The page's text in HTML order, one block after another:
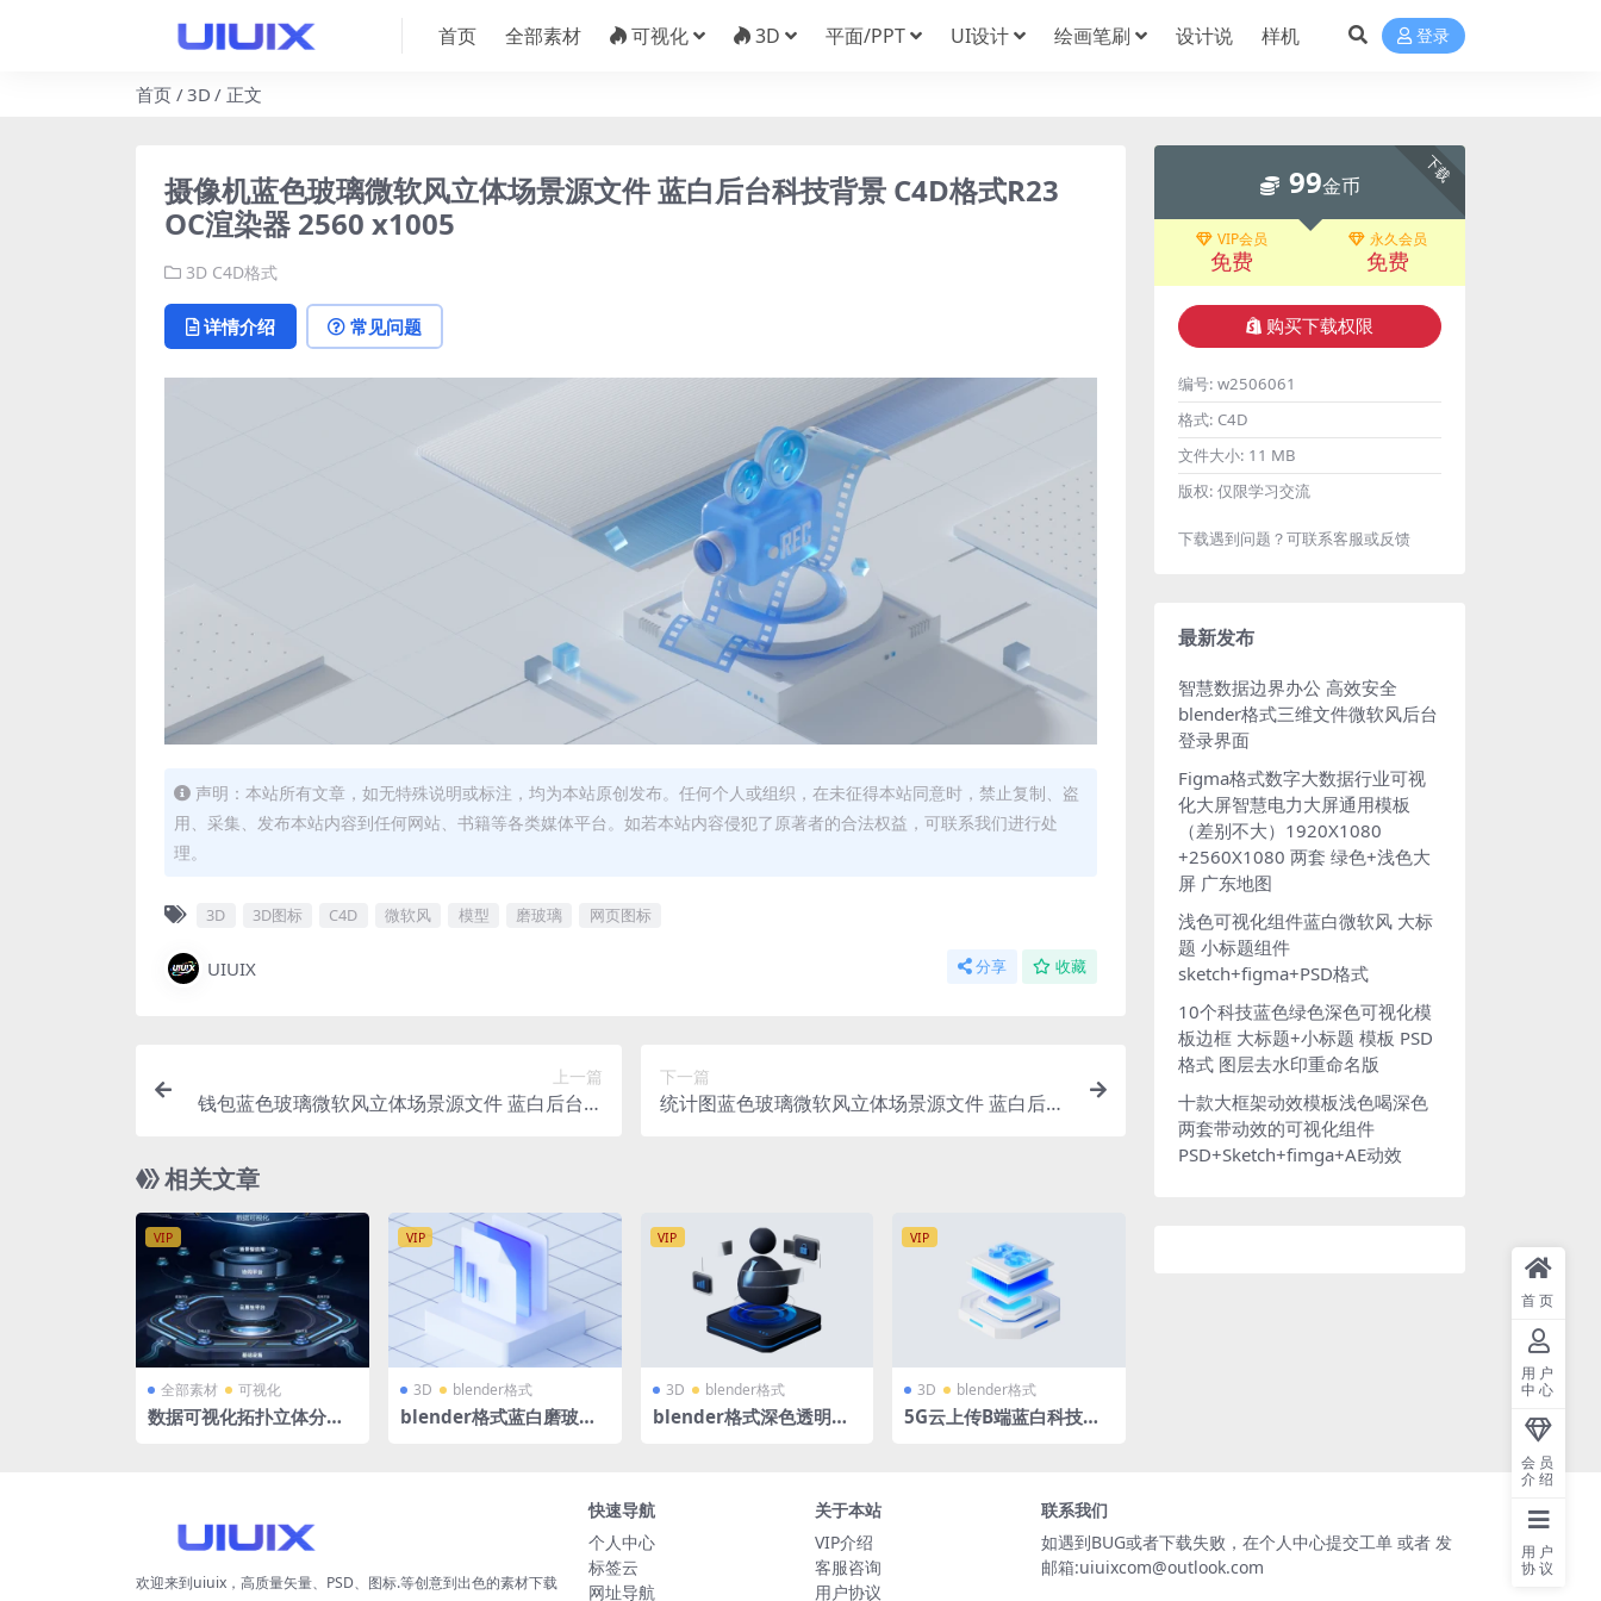
首页 全部素材 可视化 3D 平面/PPT UI设计 绘画笔刷 设计说 样机 登录
首页 3D 正文
摄像机蓝色玻璃微软风立体场景源文件 蓝白后台科技背景 C4D格式R23
OC渲染器 2560 x1005
3D C4D格式
详情介绍 常见问题
声明：本站所有文章，如无特殊说明或标注，均为本站原创发布。任何个人或组织，在未征得本站同意时，禁止复制、盗
用、采集、发布本站内容到任何网站、书籍等各类媒体平台。如若本站内容侵犯了原著者的合法权益，可联系我们进行处
理。
3D 3D图标 C4D 微软风 模型 磨玻璃 网页图标
UIUIX 分享 收藏
上一篇
钱包蓝色玻璃微软风立体场景源文件 蓝白后台科
下一篇
统计图蓝色玻璃微软风立体场景源文件 蓝白后台
相关文章
VIP
全部素材 可视化
数据可视化拓扑立体分层
VIP
3D blender格式
blender格式蓝白磨玻璃
VIP
3D blender格式
blender格式深色透明玻
VIP
3D blender格式
5G云上传B端蓝白科技图
下载
99金币
VIP会员
免费
永久会员
免费
购买下载权限
编号: w2506061
格式: C4D
文件大小: 11 MB
版权: 仅限学习交流
下载遇到问题？可联系客服或反馈
最新发布
智慧数据边界办公 高效安全
blender格式三维文件微软风后台
登录界面
Figma格式数字大数据行业可视
化大屏智慧电力大屏通用模板
（差别不大）1920X1080
+2560X1080 两套 绿色+浅色大
屏 广东地图
浅色可视化组件蓝白微软风 大标
题 小标题组件
sketch+figma+PSD格式
10个科技蓝色绿色深色可视化模
板边框 大标题+小标题 模板 PSD
格式 图层去水印重命名版
十款大框架动效模板浅色喝深色
两套带动效的可视化组件
PSD+Sketch+fimga+AE动效
欢迎来到uiuix，高质量矢量、PSD、图标.等创意到出色的素材下载
快速导航
个人中心
标签云
网址导航
关于本站
VIP介绍
客服咨询
用户协议
联系我们
如遇到BUG或者下载失败，在个人中心提交工单 或者 发
邮箱:uiuixcom@outlook.com
首页
用户
中心
会员
介绍
用户
协议